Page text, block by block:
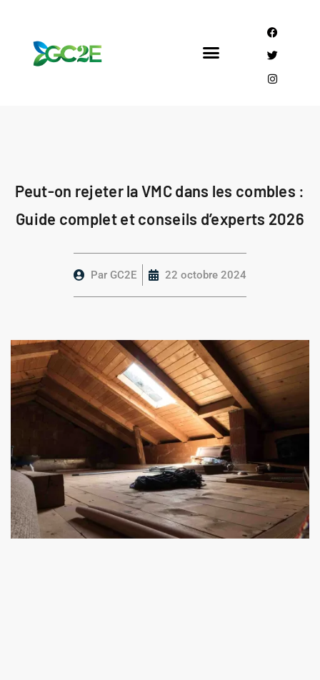
Peut-on rejeter la VMC dans les combles :
Guide complet et conseils d’experts 2026
Par GC2E 22 octobre 2024